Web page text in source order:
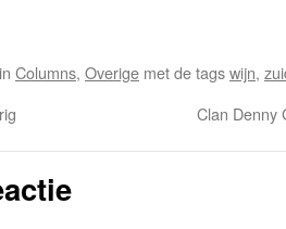
Columns, Overige met de tagswijn,
Clan Denny